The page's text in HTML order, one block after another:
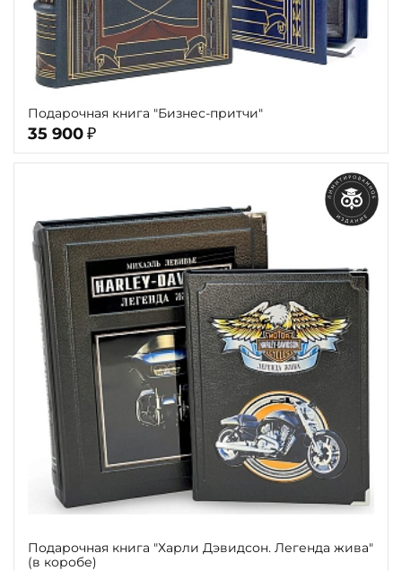
Подарочная книга "Бизнес-притчи"
35 900 ₽
Подарочная книга "Харли Дэвидсон. Легенда жива"
(в коробе)